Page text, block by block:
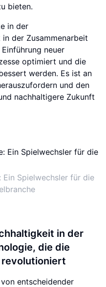
bieten.
in der
der Zusammenarbeit
neuer
optimiert und die
werden. Es ist an
und den
nachhaltigere Zukunft
Spielwechsler für die
in der
die die
entscheidender